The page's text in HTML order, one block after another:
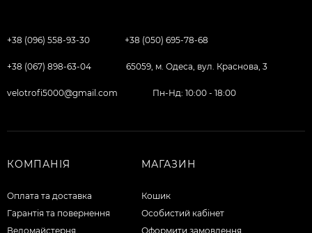
+38 (096) 558-93-30 +38 (050) 695-78-68
+38 (067) 898-63-04 65059, м. Одеса, вул. Краснова, 3
velotrofi5000@gmail.com Пн-Нд: 10:00 - 18:00
КОМПАНІЯ
Оплата та доставка
Гарантія та повернення
Веломайстерня
МАГАЗИН
Кошик
Особистий кабінет
Оформити замовлення